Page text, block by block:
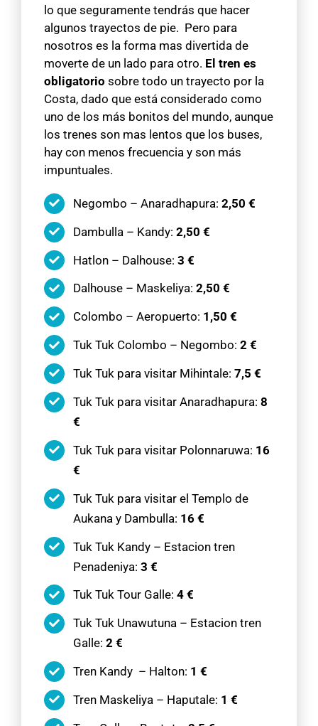
lo que seguramente tendrás que hacer
algunos trayectos de pie. Pero para
nosotros es la forma mas divertida de
moverte de un lado para otro. El tren es
obligatorio sobre todo un trayecto por la
Costa, dado que está considerado como
uno de los más bonitos del mundo, aunque
los trenes son mas lentos que los buses,
hay con menos frecuencia y son más
impuntuales.
Negombo – Anaradhapura: 2,50 €
Dambulla – Kandy: 2,50 €
Hatlon – Dalhouse: 3 €
Dalhouse – Maskeliya: 2,50 €
Colombo – Aeropuerto: 1,50 €
Tuk Tuk Colombo – Negombo: 2 €
Tuk Tuk para visitar Mihintale: 7,5 €
Tuk Tuk para visitar Anaradhapura: 8
€
Tuk Tuk para visitar Polonnaruwa: 16
€
Tuk Tuk para visitar el Templo de
Aukana y Dambulla: 16 €
Tuk Tuk Kandy – Estacion tren
Penadeniya: 3 €
Tuk Tuk Tour Galle: 4 €
Tuk Tuk Unawutuna – Estacion tren
Galle: 2 €
Tren Kandy – Halton: 1 €
Tren Maskeliya – Haputale: 1 €